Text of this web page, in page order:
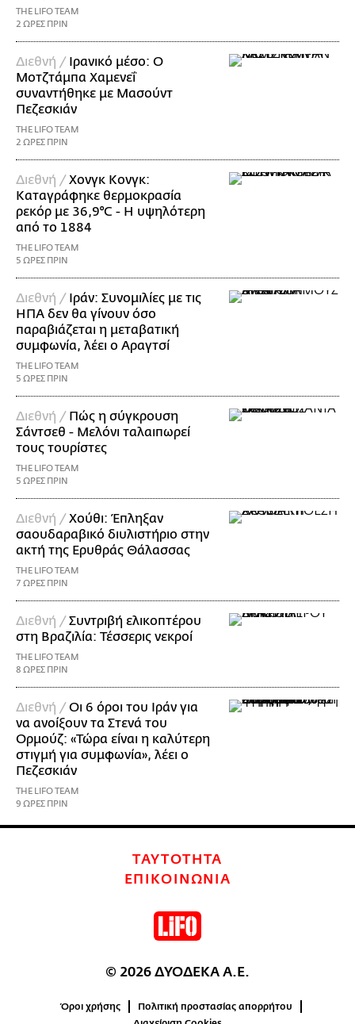
THE LIFO TEAM
2 ΩΡΕΣ ΠΡΙΝ
Διεθνή / Ιρανικό μέσο: Ο
Μοτζτάμπα Χαμενεΐ
συναντήθηκε με Μασούντ
Πεζεσκιάν
THE LIFO TEAM
2 ΩΡΕΣ ΠΡΙΝ
Διεθνή / Χονγκ Κονγκ:
Καταγράφηκε θερμοκρασία
ρεκόρ με 36,9°C - Η υψηλότερη
από το 1884
THE LIFO TEAM
5 ΩΡΕΣ ΠΡΙΝ
Διεθνή / Ιράν: Συνομιλίες με τις
ΗΠΑ δεν θα γίνουν όσο
παραβιάζεται η μεταβατική
συμφωνία, λέει ο Αραγτσί
THE LIFO TEAM
5 ΩΡΕΣ ΠΡΙΝ
Διεθνή / Πώς η σύγκρουση
Σάντσεθ - Μελόνι ταλαιπωρεί
τους τουρίστες
THE LIFO TEAM
5 ΩΡΕΣ ΠΡΙΝ
Διεθνή / Χούθι: Έπληξαν
σαουδαραβικό διυλιστήριο στην
ακτή της Ερυθράς Θάλασσας
THE LIFO TEAM
7 ΩΡΕΣ ΠΡΙΝ
Διεθνή / Συντριβή ελικοπτέρου
στη Βραζιλία: Τέσσερις νεκροί
THE LIFO TEAM
8 ΩΡΕΣ ΠΡΙΝ
Διεθνή / Οι 6 όροι του Ιράν για
να ανοίξουν τα Στενά του
Ορμούζ: «Τώρα είναι η καλύτερη
στιγμή για συμφωνία», λέει ο
Πεζεσκιάν
THE LIFO TEAM
9 ΩΡΕΣ ΠΡΙΝ
ΤΑΥΤΟΤΗΤΑ
ΕΠΙΚΟΙΝΩΝΙΑ
© 2026 ΔΥΟΔΕΚΑ Α.Ε.
Όροι χρήσης
Πολιτική προστασίας απορρήτου